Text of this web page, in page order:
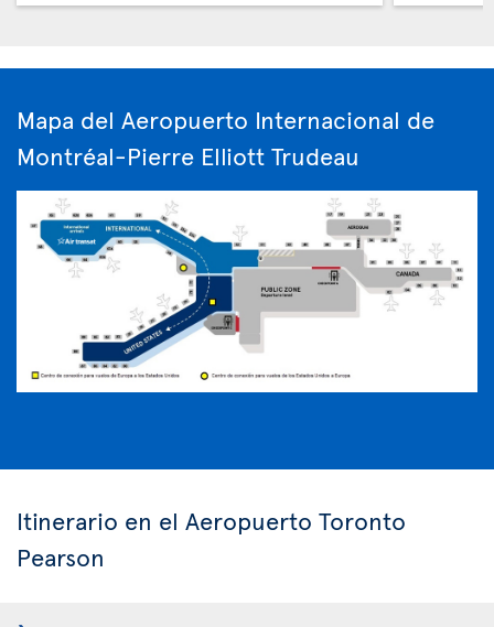
Mapa del Aeropuerto Internacional de
Montréal-Pierre Elliott Trudeau
Itinerario en el Aeropuerto Toronto
Pearson